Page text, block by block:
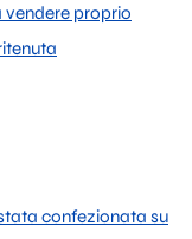
vendere proprio
confezionata su